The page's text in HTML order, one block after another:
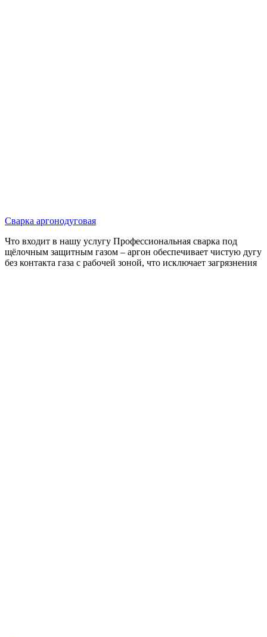
Сварка аргонодуговая
Что входит в нашу услугу Профессиональная сварка под
щёлочным защитным газом – аргон обеспечивает чистую дугу
без контакта газа с рабочей зоной, что исключает загрязнения